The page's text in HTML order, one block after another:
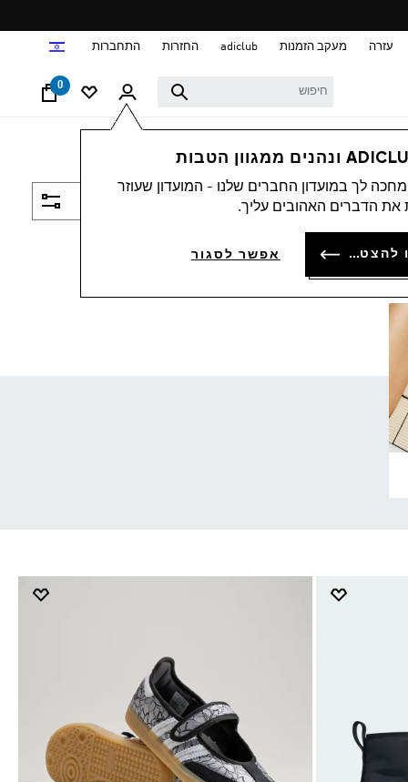
עזרה מעקב הזמנות adiclub החזרות התחברות
0
לך במועדון החברים שלנו - המועדון שעוזר
את הדברים האהובים עליך.
להתחברות או להצטרפות אפשר לסגור